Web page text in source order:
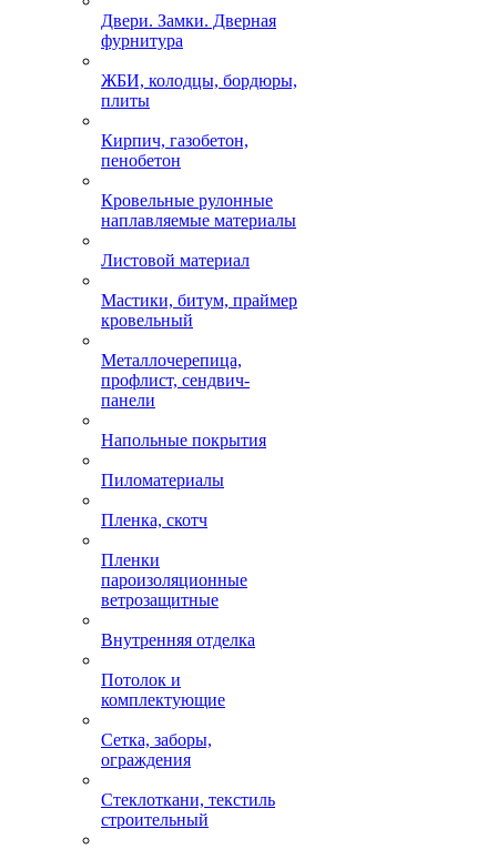
Двери. Замки. Дверная
фурнитура
ЖБИ, колодцы, бордюры,
плиты
Кирпич, газобетон,
пенобетон
Кровельные рулонные
наплавляемые материалы
Листовой материал
Мастики, битум, праймер
кровельный
Металлочерепица,
профлист, сендвич-
панели
Напольные покрытия
Пиломатериалы
Пленка, скотч
Пленки
пароизоляционные
ветрозащитные
Внутренняя отделка
Потолок и
комплектующие
Сетка, заборы,
ограждения
Стеклоткани, текстиль
строительный